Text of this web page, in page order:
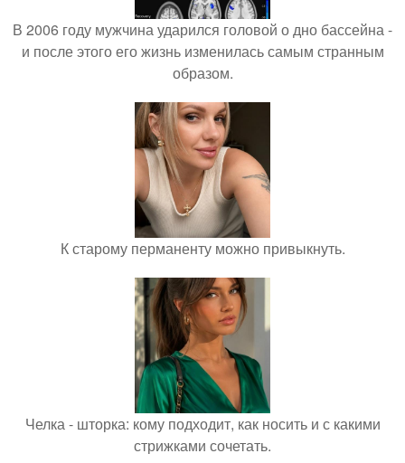
В 2006 году мужчина ударился головой о дно бассейна -
и после этого его жизнь изменилась самым странным
образом.
К старому перманенту можно привыкнуть.
Челка - шторка: кому подходит, как носить и с какими
стрижками сочетать.